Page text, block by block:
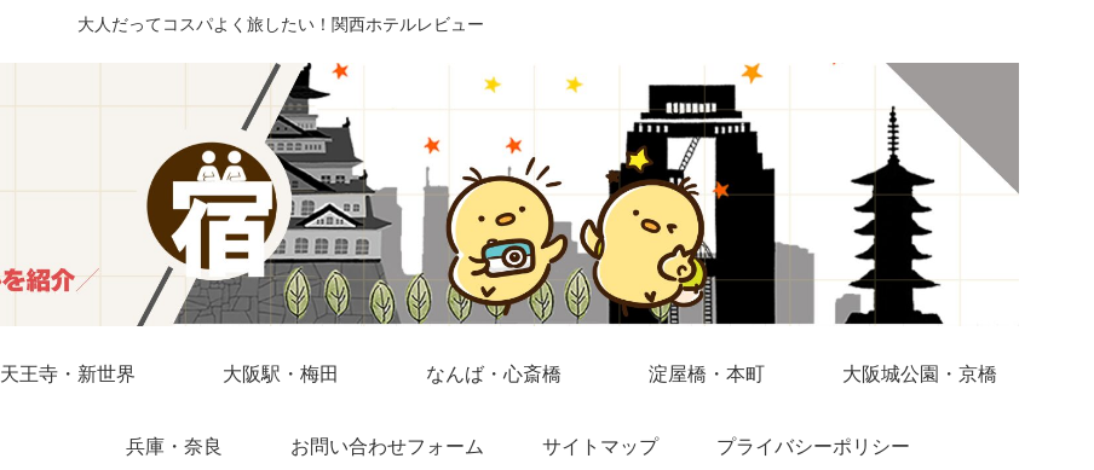
大人だってコスパよく旅したい！関西ホテルレビュー
天王寺・新世界 大阪駅・梅田 なんば・心斎橋 淀屋橋・本町 大阪城公園・京橋
兵庫・奈良 お問い合わせフォーム サイトマップ プライバシーポリシー